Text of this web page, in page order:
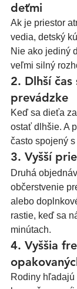
deťmi
Ak je priestor
vedia, detský
Nie ako jediný
veľmi silný
2. Dlhší
prevádzke
Keď sa dieťa
ostať dlhšie. A
často spojený
3. Vyšší
Druhá
občerstvenie
alebo
rastie, keď sa
minútach.
4. Vyššia
Rodiny hľadajú